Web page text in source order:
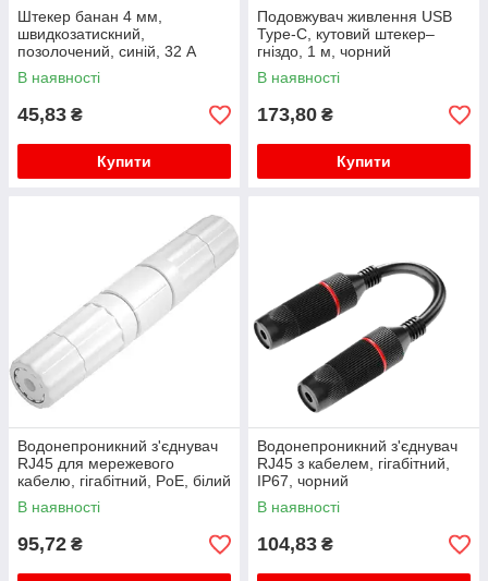
Штекер банан 4 мм,
швидкозатискний,
позолочений, синій, 32 А
В наявності
45,83 ₴
Купити
Подовжувач живлення USB
Type-C, кутовий штекер–
гніздо, 1 м, чорний
В наявності
173,80 ₴
Купити
Водонепроникний з'єднувач
RJ45 для мережевого
кабелю, гігабітний, PoE, білий
В наявності
95,72 ₴
Водонепроникний з'єднувач
RJ45 з кабелем, гігабітний,
IP67, чорний
В наявності
104,83 ₴